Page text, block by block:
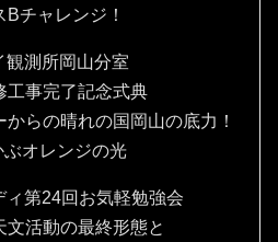
チャレンジ！
測所岡山分室
工事完了記念式典
らの晴れの国岡山の底力！
ぶオレンジの光
第24回お気軽勉強会
活動の最終形態と